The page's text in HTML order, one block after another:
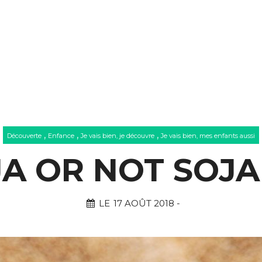
Découverte , Enfance ,Je vais bien, je découvre ,Je vais bien, mes enfants aussi
OR NOT
LE 17 AOÛT 2018 -